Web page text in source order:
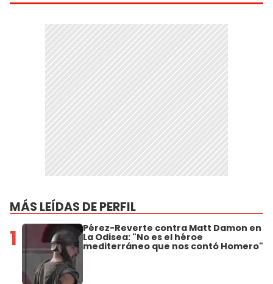
MÁS LEÍDAS DE PERFIL
1 Pérez-Reverte contra Matt Damon en
La Odisea: "No es el héroe
mediterráneo que nos contó Homero"